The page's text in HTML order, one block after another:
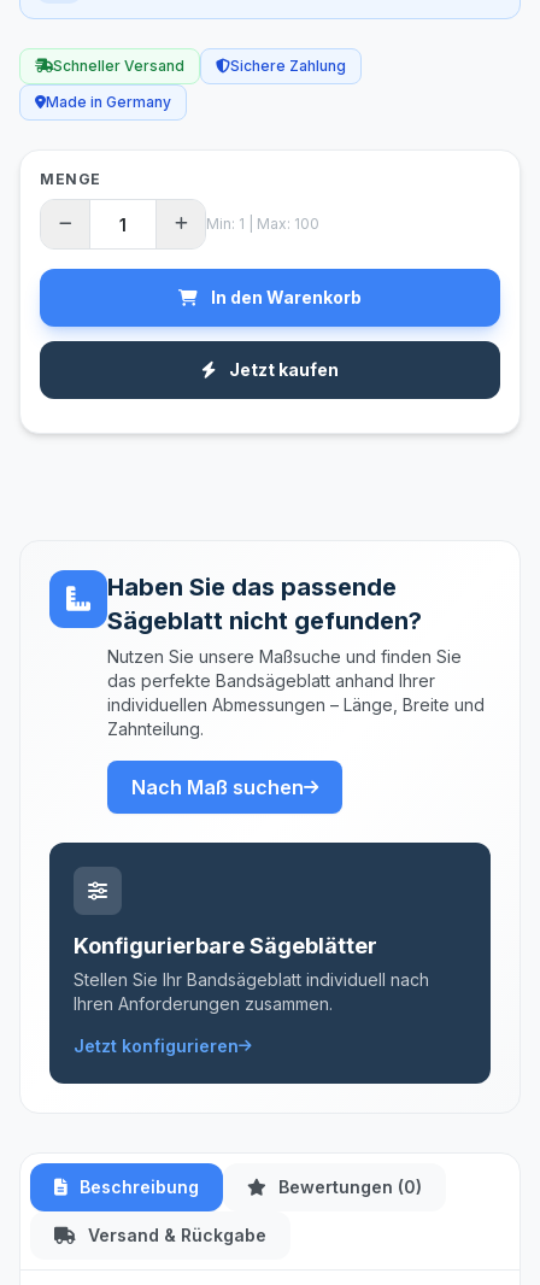
Schneller Versand
Sichere Zahlung
Made in Germany
MENGE
Min: 1 | Max: 100
In den Warenkorb
Jetzt kaufen
Haben Sie das passende
Sägeblatt nicht gefunden?
Nutzen Sie unsere Maßsuche und finden Sie
das perfekte Bandsägeblatt anhand Ihrer
individuellen Abmessungen – Länge, Breite und
Zahnteilung.
Nach Maß suchen
Konfigurierbare Sägeblätter
Stellen Sie Ihr Bandsägeblatt individuell nach
Ihren Anforderungen zusammen.
Jetzt konfigurieren
Beschreibung Bewertungen (0)
Versand & Rückgabe